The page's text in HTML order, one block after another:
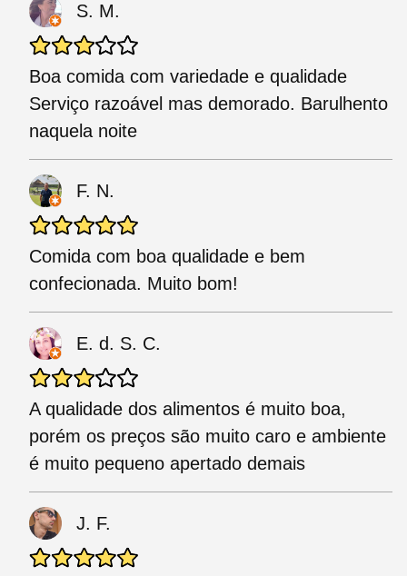
S. M.
Boa comida com variedade e qualidade
Serviço razoável mas demorado. Barulhento
naquela noite
F. N.
Comida com boa qualidade e bem
confecionada. Muito bom!
E. d. S. C.
A qualidade dos alimentos é muito boa,
porém os preços são muito caro e ambiente
é muito pequeno apertado demais
J. F.